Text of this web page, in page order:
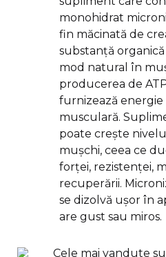
monohidrat
fin măcinată de
substanță
mod natural în
producerea de
furnizează
musculară.
poate crește
mușchi, ceea ce
forței, rezistenței,
recuperării.
se dizolvă ușor în
are gust sau miros.